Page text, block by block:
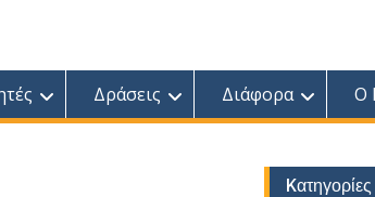
Δράσεις Διάφορα Ο
Kατηγορίες